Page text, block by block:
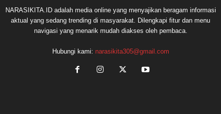
NARASIKITA.ID adalah media online yang menyajikan beragam informasi
aktual yang sedang trending di masyarakat. Dilengkapi fitur dan menu
navigasi yang menarik mudah diakses oleh pembaca.
Hubungi kami: narasikita305@gmail.com